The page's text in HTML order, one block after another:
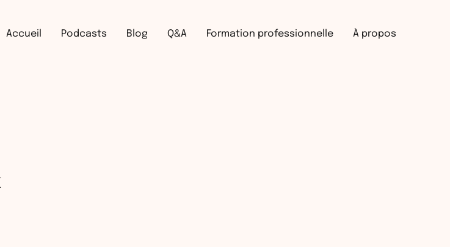
Accueil Podcasts Blog Q&A Formation professionnelle À propos